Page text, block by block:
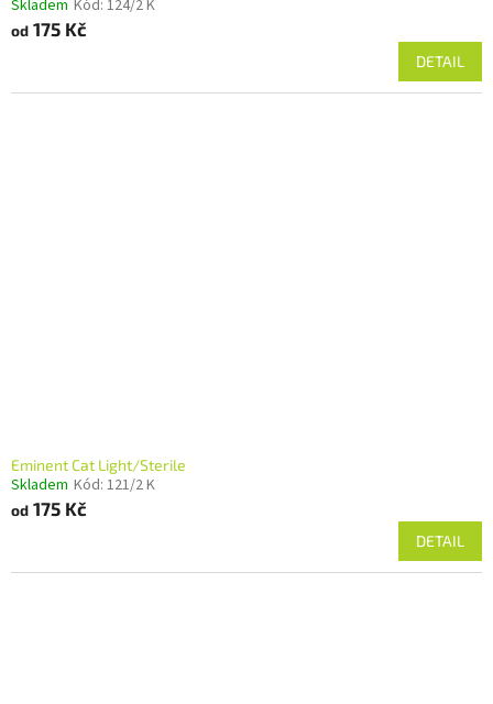
Skladem Kód: 124/2 K
od 175 Kč
DETAIL
Eminent Cat Light/Sterile
Skladem Kód: 121/2 K
od 175 Kč
DETAIL